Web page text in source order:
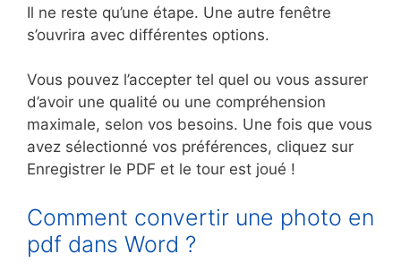
Il ne reste qu’une étape. Une autre fenêtre
s’ouvrira avec différentes options.
Vous pouvez l’accepter tel quel ou vous assurer
d’avoir une qualité ou une compréhension
maximale, selon vos besoins. Une fois que vous
avez sélectionné vos préférences, cliquez sur
Enregistrer le PDF et le tour est joué !
Comment convertir une photo en
pdf dans Word ?